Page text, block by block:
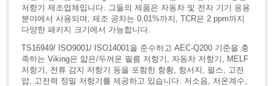
저항기 제조업체입니다. 그들의 제품은 자동차 및 전자 기기 응용
분야에서 사용되며, 제조 공차는 0.01%까지, TCR은 2 ppm까지
다양한 패키지 크기에서 가능합니다.
TS16949/ ISO9001/ ISO14001을 준수하고 AEC-Q200 기준을 충
족하는 Viking은 얇은/두꺼운 필름 저항기, 자동차 저항기, MELF
저항기, 전류 감지 저항기 등을 포함한 항황, 항서지, 펄스, 고전
압, 고전력 정밀 저항기를 제공하고 있습니다. 저소음, 저온계수,